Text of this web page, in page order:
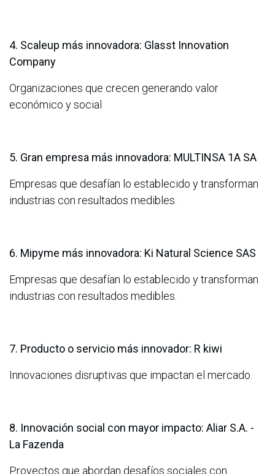
4. Scaleup más innovadora: Glasst Innovation
Company
Organizaciones que crecen generando valor
económico y social
5. Gran empresa más innovadora: MULTINSA 1A SA
Empresas que desafían lo establecido y transforman
industrias con resultados medibles.
6. Mipyme más innovadora: Ki Natural Science SAS
Empresas que desafían lo establecido y transforman
industrias con resultados medibles.
7. Producto o servicio más innovador: R kiwi
Innovaciones disruptivas que impactan el mercado.
8. Innovación social con mayor impacto: Aliar S.A. -
La Fazenda
Proyectos que abordan desafíos sociales con